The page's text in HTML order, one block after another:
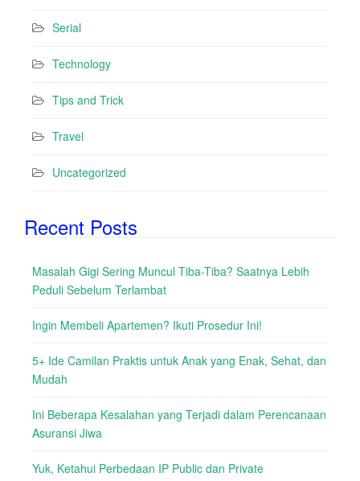
Serial
Technology
Tips and Trick
Travel
Uncategorized
Recent Posts
Masalah Gigi Sering Muncul Tiba-Tiba? Saatnya Lebih
Peduli Sebelum Terlambat
Ingin Membeli Apartemen? Ikuti Prosedur Ini!
5+ Ide Camilan Praktis untuk Anak yang Enak, Sehat, dan
Mudah
Ini Beberapa Kesalahan yang Terjadi dalam Perencanaan
Asuransi Jiwa
Yuk, Ketahui Perbedaan IP Public dan Private